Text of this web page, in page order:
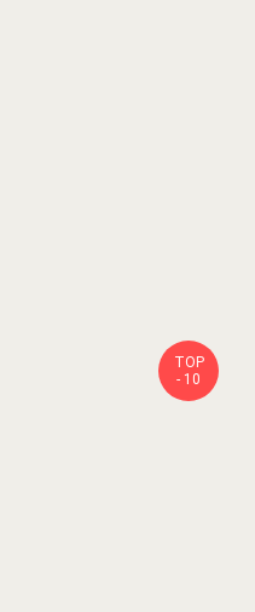
TOP
- 10